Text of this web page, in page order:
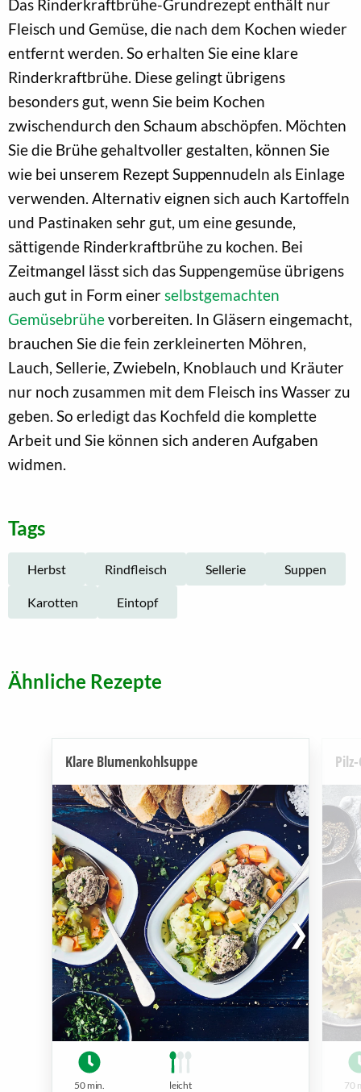
Das Rinderkraftbrühe-Grundrezept enthält nur
Fleisch und Gemüse, die nach dem Kochen wieder
entfernt werden. So erhalten Sie eine klare
Rinderkraftbrühe. Diese gelingt übrigens
besonders gut, wenn Sie beim Kochen
zwischendurch den Schaum abschöpfen. Möchten
Sie die Brühe gehaltvoller gestalten, können Sie
wie bei unserem Rezept Suppennudeln als Einlage
verwenden. Alternativ eignen sich auch Kartoffeln
und Pastinaken sehr gut, um eine gesunde,
sättigende Rinderkraftbrühe zu kochen. Bei
Zeitmangel lässt sich das Suppengemüse übrigens
auch gut in Form einerselbstgemachten
Gemüsebrühevorbereiten. In Gläsern eingemacht,
brauchen Sie die fein zerkleinerten Möhren,
Lauch, Sellerie, Zwiebeln, Knoblauch und Kräuter
nur noch zusammen mit dem Fleisch ins Wasser zu
geben. So erledigt das Kochfeld die komplette
Arbeit und Sie können sich anderen Aufgaben
widmen.
Tags
Herbst Rindfleisch Sellerie Suppen
Karotten Eintopf
Ähnliche Rezepte
Klare Blumenkohlsuppe
50 min. leicht 70